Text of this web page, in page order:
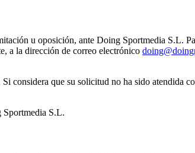
u oposición, ante Doing Sportmedia S.L.
a la dirección de correo electrónico
considera que su solicitud no ha sido atendida
Sportmedia S.L.